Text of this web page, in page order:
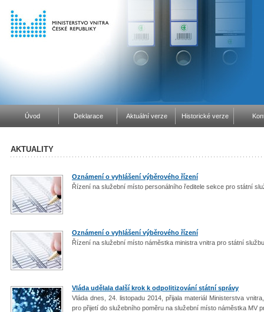
Úvod Deklarace Aktuální verze Historické verze
AKTUALITY
Oznámení o vyhlášení výběrového řízení
Řízení na služební místo personálního ředitele sekce pro státní
Oznámení o vyhlášení výběrového řízení
Řízení na služební místo náměstka ministra vnitra pro státní
Vláda udělala další krok k odpolitizování státní správy
Vláda dnes, 24. listopadu 2014, přijala materiál Ministerstva
pro přijetí do služebního poměru na služební místo náměstka MV